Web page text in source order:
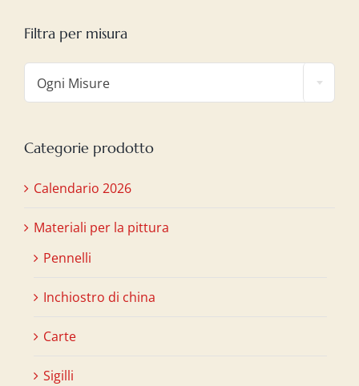
Filtra per misura
Ogni Misure
Categorie prodotto
Calendario 2026
Materiali per la pittura
Pennelli
Inchiostro di china
Carte
Sigilli